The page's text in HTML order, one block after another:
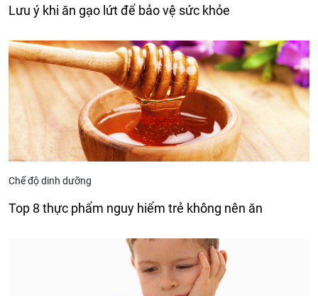
Lưu ý khi ăn gạo lứt để bảo vệ sức khỏe
Chế độ dinh dưỡng
Top 8 thực phẩm nguy hiểm trẻ không nên ăn